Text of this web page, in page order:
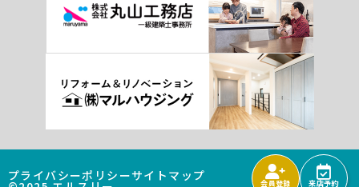
会員登録 来店予約
プライバシーポリシーサイトマップ